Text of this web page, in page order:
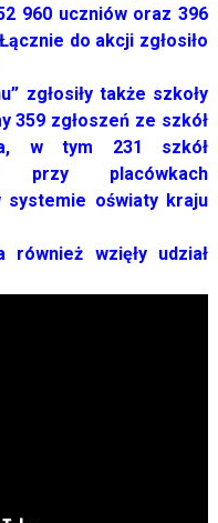
960 uczniów oraz 396
do akcji zgłosiło
zgłosiły także szkoły
359 zgłoszeń ze szkół
w tym 231 szkół
przy placówkach
systemie oświaty kraju
wzięły udział